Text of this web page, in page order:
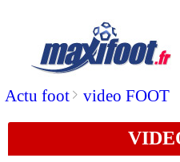
Actu foot> video FOOT
: Al-
24/09 Cameroun:
24/09 Liverpool:
: Kolo